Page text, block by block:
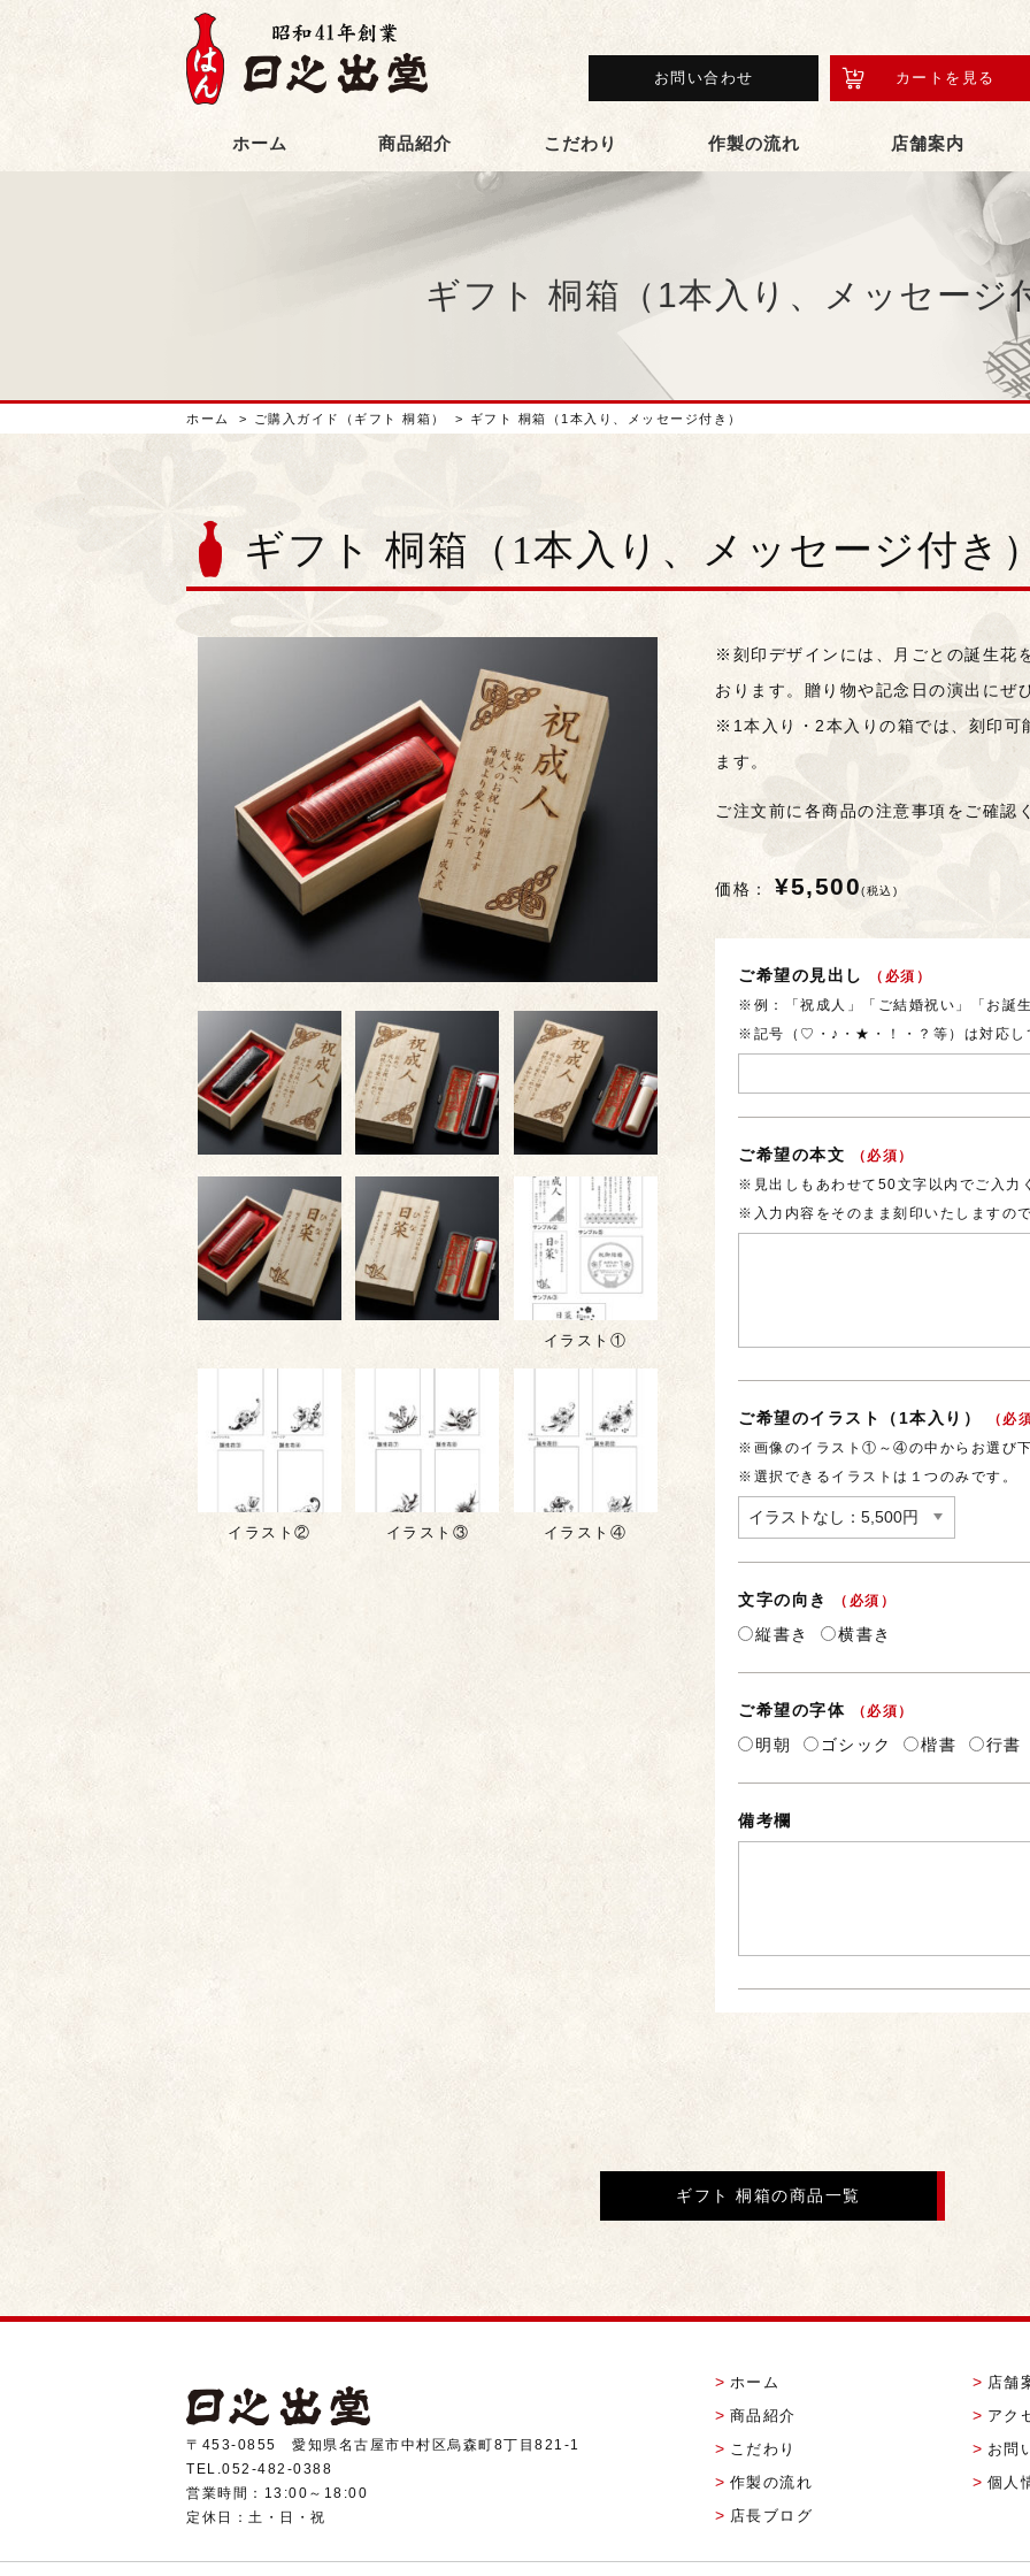
お問い合わせ カートを見る
ホーム 商品紹介 こだわり 作製の流れ 店舗案内
ギフト 桐箱（1本入り、メッセージ
ホーム > ご購入ガイド（ギフト 桐箱） > ギフト 桐箱（1本入り、メッセージ付き）
ギフト 桐箱（1本入り、メッセージ付き
イラスト①
イラスト② イラスト③ イラスト④
※刻印デザインには、月ごとの誕生花
おります。贈り物や記念日の演出にぜ
※1本入り・2本入りの箱では、刻印可
ます。
ご注文前に各商品の注意事項をご確認
価格： ¥5,500(税込)
ご希望の見出し （必須）
※例：「祝成人」「ご結婚祝い」「お誕
※記号（♡・♪・★・！・？等）は対応し
ご希望の本文 （必須）
※見出しもあわせて50文字以内でご入力
※入力内容をそのまま刻印いたしますの
ご希望のイラスト（1本入り） （必
※画像のイラスト①～④の中からお選び
※選択できるイラストは１つのみです。
文字の向き （必須）
縦書き 横書き
ご希望の字体 （必須）
明朝 ゴシック 楷書 行書
備考欄
ギフト 桐箱の商品一覧
〒453-0855 愛知県名古屋市中村区烏森町8丁目821-1
TEL.052-482-0388
営業時間：13:00～18:00
定休日：土・日・祝
ホーム
商品紹介
こだわり
作製の流れ
店長ブログ
店舗
アク
お問
個人